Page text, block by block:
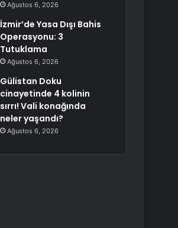
Ağustos 6, 2026
İzmir’de Yasa Dışı Bahis
Operasyonu: 3
Tutuklama
Ağustos 6, 2026
Gülistan Doku
cinayetinde 4 kolinin
sırrı! Vali konağında
neler yaşandı?
Ağustos 6, 2026